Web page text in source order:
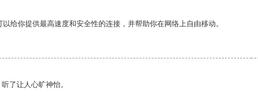
给你提供最高速度和安全性的连接，并帮助你在网络上自由移动。
了让人心旷神怡。